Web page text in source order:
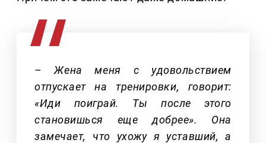
– Жена меня с удовольствием
отпускает на тренировки, говорит:
«Иди поиграй. Ты после этого
становишься еще добрее». Она
замечает, что ухожу я уставший, а